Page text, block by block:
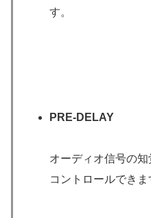
す。
PRE-DELAY
オーディオ信号の
コントロールできま